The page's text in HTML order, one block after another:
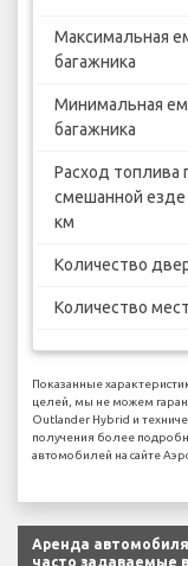
Максимальная
багажника
Минимальная
багажника
Расход топлива
смешанной езде
км
Количество
Количество мест
Показанные
целей, мы не можем
Outlander Hybrid и
получения более
автомобилей на сайте
Аренда
часто задаваемые